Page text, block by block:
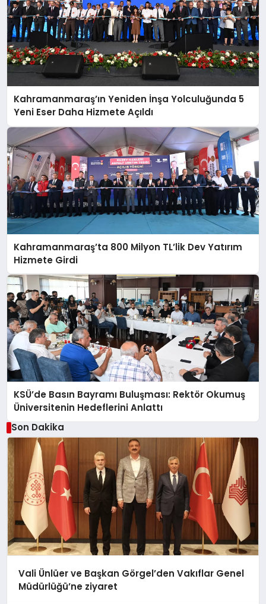
Kahramanmaraş’ın Yeniden İnşa Yolculuğunda 5
Yeni Eser Daha Hizmete Açıldı
Kahramanmaraş’ta 800 Milyon TL’lik Dev Yatırım
Hizmete Girdi
KSÜ’de Basın Bayramı Buluşması: Rektör Okumuş
Üniversitenin Hedeflerini Anlattı
Son Dakika
Vali Ünlüer ve Başkan Görgel’den Vakıflar Genel
Müdürlüğü’ne ziyaret